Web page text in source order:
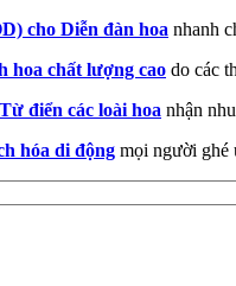
cho Diễn đàn hoa nhanh
hoa chất lượng cao do các
điển các loài hoa nhận
hóa di động mọi người ghé